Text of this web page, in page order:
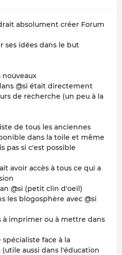
absolument créer Forum
ses idées dans le but
nouveaux
@si était directement
de recherche (un peu à la
de tous les anciennes
dans la toile et même
pas si c'est possible
avoir accès à tous ce qui a
@si (petit clin d'oeil)
les blogosphère avec @si
à imprimer ou à mettre dans
face à la
aussi dans l'éducation